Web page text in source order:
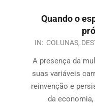
Quando o
IN: COLUNAS,
A presença da
suas variáveis
reinvenção e
da